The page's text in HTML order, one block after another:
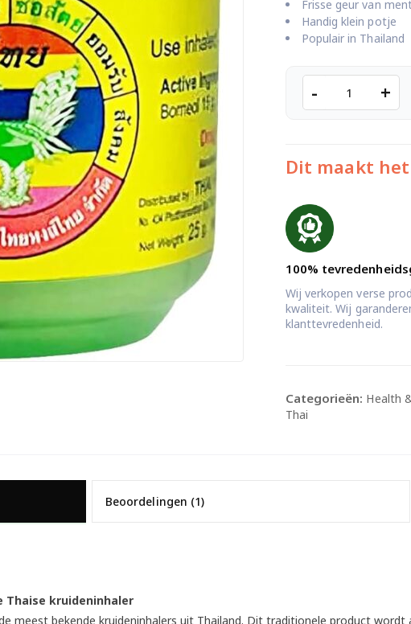
Frisse geur van
Handig klein potje
Populair in Thailand
Thai
Kruiden
Voor
Frisse
Ademhaling
- +
Dit maakt
100%
Wij verkopen verse
kwaliteit. Wij
klanttevredenheid.
Categorieën: Health
Thai
Beoordelingen (1)
Thaise kruideninhaler
meest bekende kruideninhalers uit Thailand. Dit traditionele product